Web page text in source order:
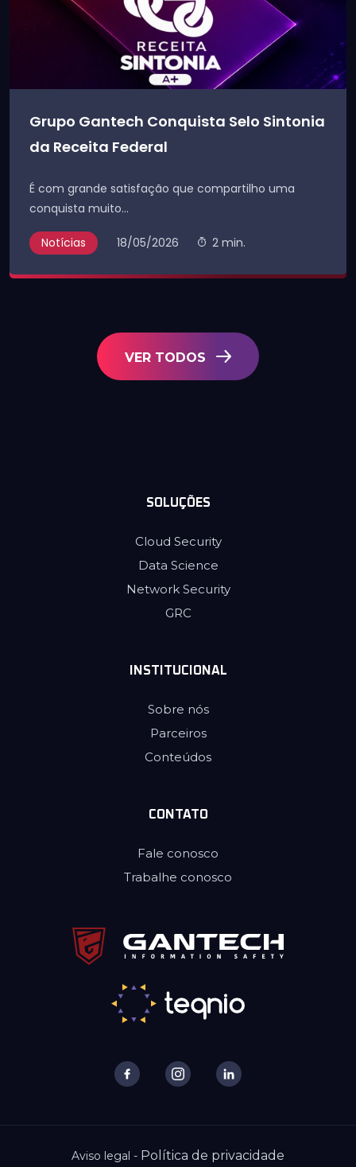
Grupo Gantech Conquista Selo Sintonia
da Receita Federal
É com grande satisfação que compartilho uma
conquista muito...
Notícias 18/05/2026 2 min.
VER TODOS
SOLUÇÕES
Cloud Security
Data Science
Network Security
GRC
INSTITUCIONAL
Sobre nós
Parceiros
Conteúdos
CONTATO
Fale conosco
Trabalhe conosco
Aviso legal - Política de privacidade